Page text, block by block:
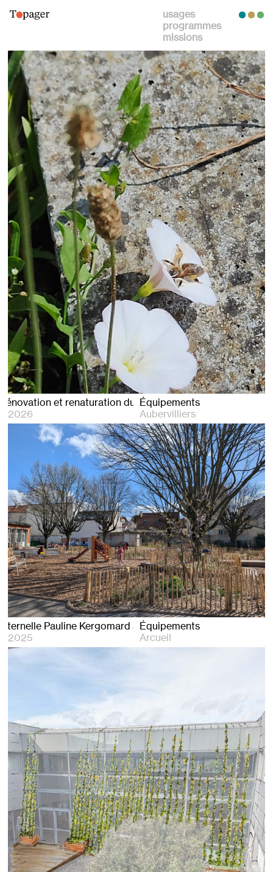
usages
programmes
missions
du cimetière d’Aubervilliers
2026
Équipements
Aubervilliers
Pauline Kergomard à Arcueil
2025
Équipements
Arcueil